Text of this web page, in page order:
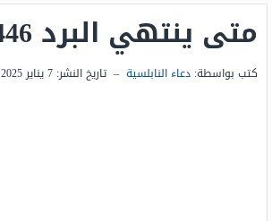
متى ينتهي البرد 1446
كتب بواسطة: دعاء النابلسية – تاريخ النشر: 7 يناير 2025 - 3:23ص